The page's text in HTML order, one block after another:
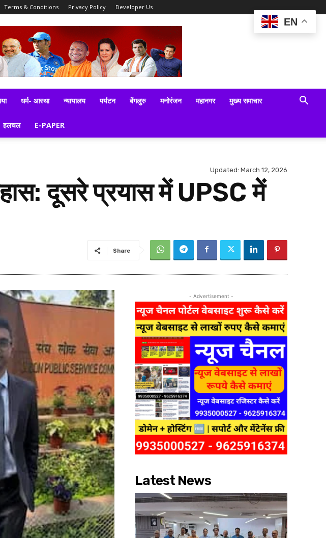
Terms & Conditions Privacy Policy Developer Us
धर्म- आस्था न्यायालय पर्यटन बेंगलुरु मनोरंजन महानगर मुख्य समाचार
हलचल E-PAPER
Updated: March 12, 2026
दूसरे प्रयास में UPSC में
Share
- Advertisement -
Latest News
EN